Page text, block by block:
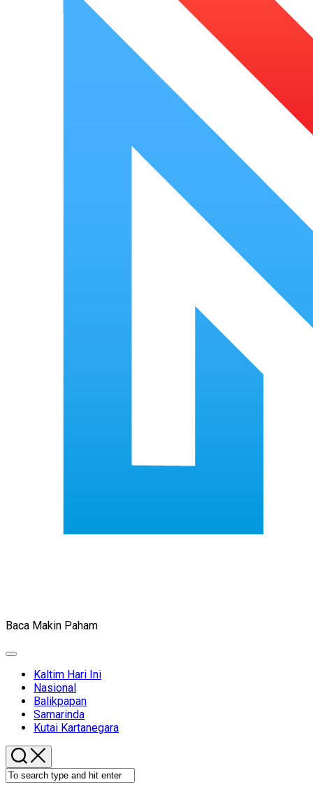
Baca Makin Paham
Expand
Kaltim Hari Ini
Nasional
Balikpapan
Samarinda
Kutai Kartanegara